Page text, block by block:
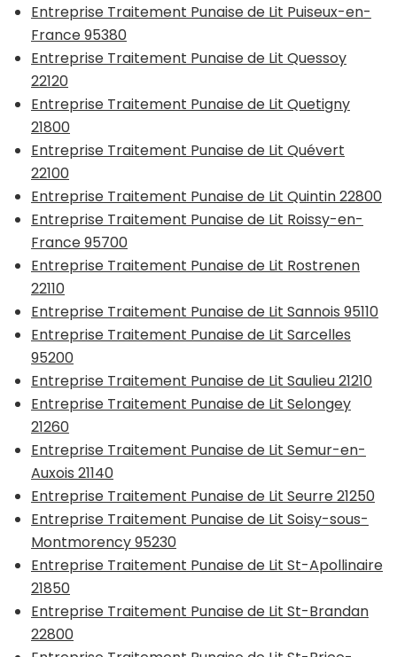
Entreprise Traitement Punaise de Lit Puiseux-en-
France 95380
Entreprise Traitement Punaise de Lit Quessoy
22120
Entreprise Traitement Punaise de Lit Quetigny
21800
Entreprise Traitement Punaise de Lit Quévert
22100
Entreprise Traitement Punaise de Lit Quintin 22800
Entreprise Traitement Punaise de Lit Roissy-en-
France 95700
Entreprise Traitement Punaise de Lit Rostrenen
22110
Entreprise Traitement Punaise de Lit Sannois 95110
Entreprise Traitement Punaise de Lit Sarcelles
95200
Entreprise Traitement Punaise de Lit Saulieu 21210
Entreprise Traitement Punaise de Lit Selongey
21260
Entreprise Traitement Punaise de Lit Semur-en-
Auxois 21140
Entreprise Traitement Punaise de Lit Seurre 21250
Entreprise Traitement Punaise de Lit Soisy-sous-
Montmorency 95230
Entreprise Traitement Punaise de Lit St-Apollinaire
21850
Entreprise Traitement Punaise de Lit St-Brandan
22800